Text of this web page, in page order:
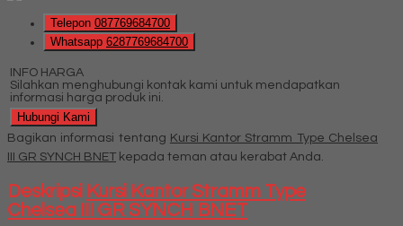
Telepon 087769684700
Whatsapp 6287769684700
INFO HARGA
Silahkan menghubungi kontak kami untuk mendapatkan
informasi harga produk ini.
Hubungi Kami
Bagikan informasi tentang Kursi Kantor Stramm Type Chelsea
III GR SYNCH BNET kepada teman atau kerabat Anda.
Deskripsi Kursi Kantor Stramm Type
Chelsea III GR SYNCH BNET